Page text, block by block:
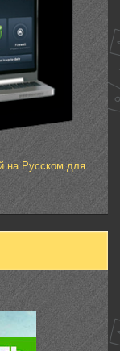
на Русском для